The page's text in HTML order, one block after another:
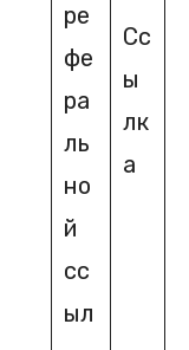
ре
фе
ра
ль
но
й
сс
ыл
Сс
ы
лк
а